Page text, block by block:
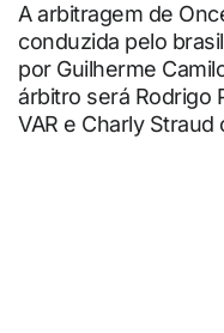
A arbitragem de
conduzida pelo
por Guilherme
árbitro será Rodrigo
VAR e Charly Straud